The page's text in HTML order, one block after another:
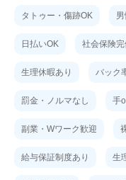
タトゥー・傷跡OK
日払いOK 社会保険
生理休暇あり バック
罰金・ノルマなし 手
副業・Wワーク歓迎
給与保証制度あり 生